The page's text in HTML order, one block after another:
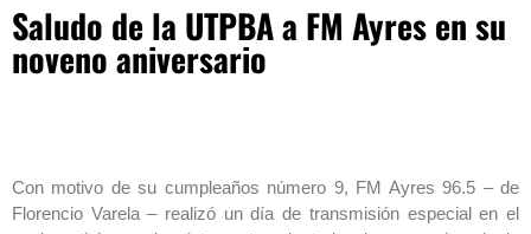
Saludo de la UTPBA a FM Ayres en su
noveno aniversario
Con motivo de su cumpleaños número 9, FM Ayres 96.5 – de
Florencio Varela – realizó un día de transmisión especial en el